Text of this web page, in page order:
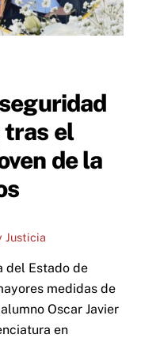
tras el
de la
Justicia
del Estado de
medidas de
Oscar Javier
en